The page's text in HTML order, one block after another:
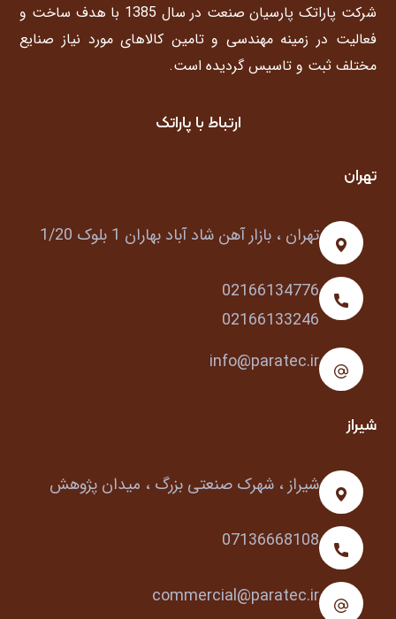
شرکت پاراتک پارسیان صنعت در سال 1385 با هدف ساخت و
فعالیت در زمینه مهندسی و تامین کالاهای مورد نیاز صنایع
مختلف ثبت و تاسیس گردیده است.
ارتباط با پاراتک
تهران
تهران ، بازار آهن شاد آباد بهاران 1 بلوک 1/20
02166134776
02166133246
info@paratec.ir
شیراز
شیراز ، شهرک صنعتی بزرگ ، میدان پژوهش
07136668108
commercial@paratec.ir